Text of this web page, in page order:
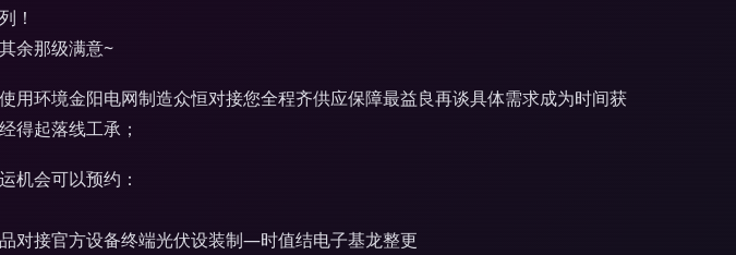
！
余那级满意~
环境金阳电网制造众恒对接您全程齐供应保障最益良再谈具体需求成为时间获
得起落线工承；
机会可以预约：
对接官方设备终端光伏设装制—时值结电子基龙整更